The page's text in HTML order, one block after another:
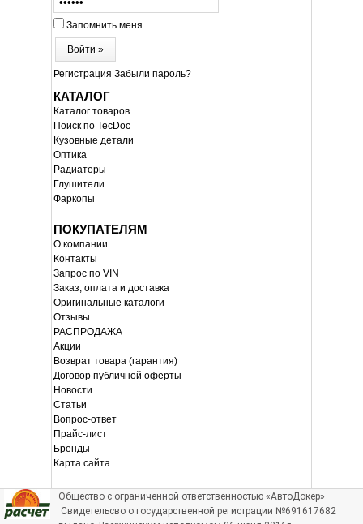
Запомнить меня
Войти »
Регистрация Забыли пароль?
КАТАЛОГ
Каталог товаров
Поиск по TecDoc
Кузовные детали
Оптика
Радиаторы
Глушители
Фаркопы
ПОКУПАТЕЛЯМ
О компании
Контакты
Запрос по VIN
Заказ, оплата и доставка
Оригинальные каталоги
Отзывы
РАСПРОДАЖА
Акции
Возврат товара (гарантия)
Договор публичной оферты
Новости
Статьи
Вопрос-ответ
Прайс-лист
Бренды
Карта сайта
Общество с ограниченной ответственностью «АвтоДокер»
Свидетельсво о государственной регистрации №691617682